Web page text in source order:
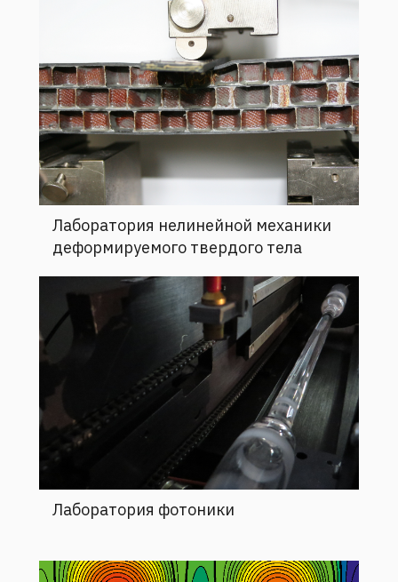
Лаборатория нелинейной механики
деформируемого твердого тела
Лаборатория фотоники